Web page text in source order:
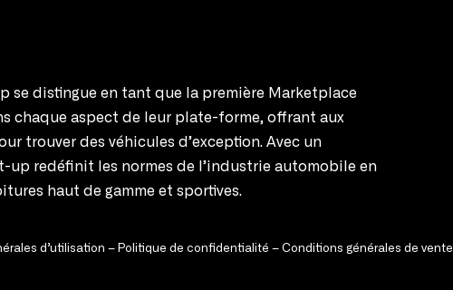
se distingue en tant que la première Marketplace
chaque aspect de leur plate-forme, offrant aux
trouver des véhicules d’exception. Avec un
up redéfinit les normes de l’industrie automobile en
haut de gamme et sportives.
d’utilisation – Politique de confidentialité – Conditions générales de vente